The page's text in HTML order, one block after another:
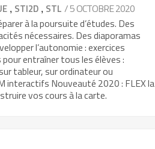
, STI2D , STL / 5 OCTOBRE 2020
à la poursuite d’études. Des
nécessaires. Des diaporamas
l’autonomie : exercices
entraîner tous les élèves :
tableur, sur ordinateur ou
interactifs Nouveauté 2020 : FLEX la
vos cours à la carte.